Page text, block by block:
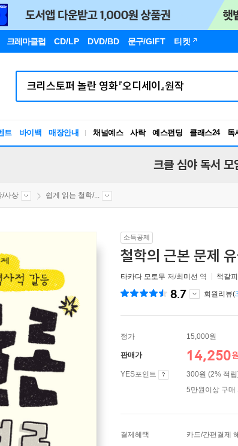
크레마클럽 CD/LP DVD/BD 문구/GIFT 티켓
트 바이백 매장안내 채널예스 사락 예스펀딩 클래스24
독
크클 심야 독서 모
/사상 쉽게 읽는 철학/...
소득공제
철학의 근본 문제
타카다 모토무 저/최미선 역 책갈피
8.7 회원리뷰(3
정가 15,000원
판매가 14,250원
YES포인트
300원 (2% 적
5만원이상 구매
결제혜택 카드/간편결제